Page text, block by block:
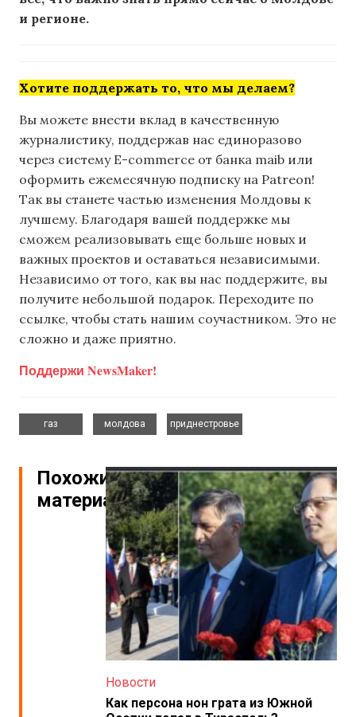
и регионе.
Хотите поддержать то, что мы делаем?
Вы можете внести вклад в качественную
журналистику, поддержав нас единоразово
через систему E-commerce от банка maib или
оформить ежемесячную подписку на Patreon!
Так вы станете частью изменения Молдовы к
лучшему. Благодаря вашей поддержке мы
сможем реализовывать еще больше новых и
важных проектов и оставаться независимыми.
Независимо от того, как вы нас поддержите, вы
получите небольшой подарок. Переходите по
ссылке, чтобы стать нашим соучастником. Это не
сложно и даже приятно.
Поддержи NewsMaker!
газ
молдова
приднестровье
Похожие
материалы
Новости
Как персона нон грата из Южной